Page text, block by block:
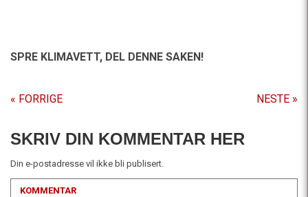
SPRE KLIMAVETT, DEL DENNE SAKEN!
« FORRIGE NESTE »
SKRIV DIN KOMMENTAR HER
Din e-postadresse vil ikke bli publisert.
KOMMENTAR